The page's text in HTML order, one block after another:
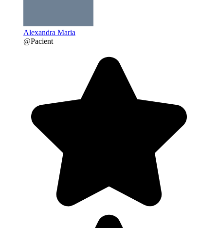
Alexandra Maria
@Pacient